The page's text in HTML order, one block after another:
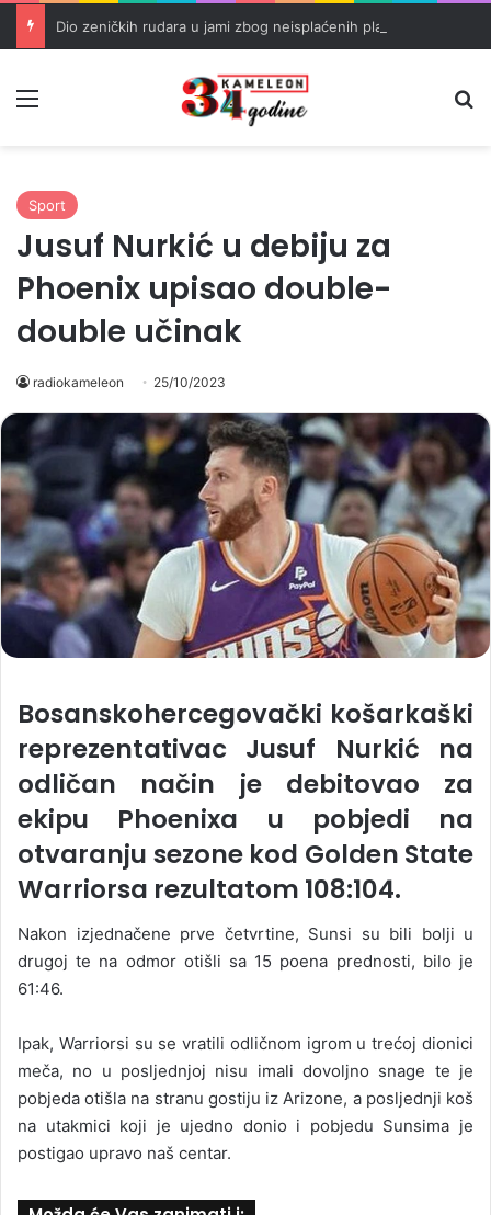
Sport
Jusuf Nurkić u debiju za
Phoenix upisao double-
double učinak
radiokameleon 25/10/2023
Bosanskohercegovački košarkaški
reprezentativac Jusuf Nurkić na
odličan način je debitovao za
ekipu Phoenixa u pobjedi na
otvaranju sezone kod Golden State
Warriorsa rezultatom 108:104.
Nakon izjednačene prve četvrtine, Sunsi su bili bolji u
drugoj te na odmor otišli sa 15 poena prednosti, bilo je
61:46.
Ipak, Warriorsi su se vratili odličnom igrom u trećoj dionici
meča, no u posljednjoj nisu imali dovoljno snage te je
pobjeda otišla na stranu gostiju iz Arizone, a posljednji koš
na utakmici koji je ujedno donio i pobjedu Sunsima je
postigao upravo naš centar.